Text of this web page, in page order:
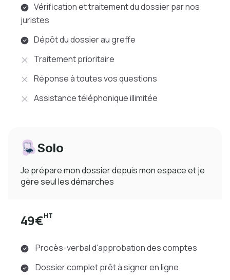
Vérification et traitement du dossier par nos
juristes
Dépôt du dossier au greffe
Traitement prioritaire
Réponse à toutes vos questions
Assistance téléphonique illimitée
Solo
Je prépare mon dossier depuis mon espace et je
gère seul les démarches
49€HT
Procès-verbal d'approbation des comptes
Dossier complet prêt à signer en ligne